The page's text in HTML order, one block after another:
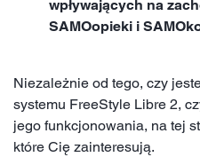
wpływających na
SAMOopieki i
Niezależnie od tego, czy
systemu FreeStyle Libre 2,
jego funkcjonowania, na tej
które Cię zainteresują.